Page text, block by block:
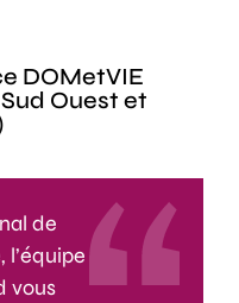
DOMetVIE
Ouest et
de
l’équipe
vous